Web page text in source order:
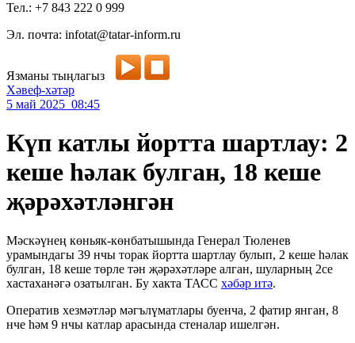
Тел.: +7 843 222 0 999
Эл. почта: infotat@tatar-inform.ru
Язманы тыңлагыз
Хәвеф-хәтәр
5 май 2025 08:45
Күп катлы йортта шартлау: 2
кеше һәлак булган, 18 кеше
җәрәхәтләнгән
Мәскәүнең көньяк-көнбатышында Генерал Тюленев
урамындагы 39 нчы торак йортта шартлау булып, 2 кеше һәлак
булган, 18 кеше төрле тән җәрәхәтләре алган, шуларның 2се
хастаханәгә озатылган. Бу хакта ТАСС хәбәр итә.
Оператив хезмәтләр мәгълүматлары буенча, 2 фатир янган, 8
нче һәм 9 нчы катлар арасында стеналар ишелгән.